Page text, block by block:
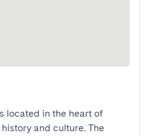
located in the heart of
and culture. The